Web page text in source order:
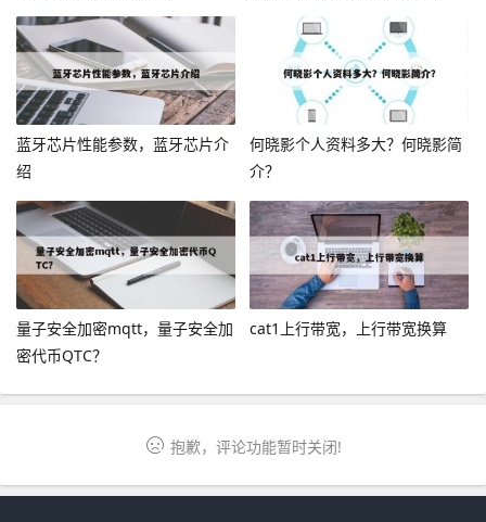
蓝牙芯片性能参数，蓝牙芯片介
绍
何晓影个人资料多大？何晓影简
介？
量子安全加密mqtt，量子安全加
密代币QTC？
cat1上行带宽，上行带宽换算
抱歉，评论功能暂时关闭!